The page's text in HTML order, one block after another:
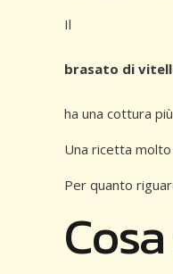
Il
brasato di
ha una cottura
Una ricetta
Per quanto